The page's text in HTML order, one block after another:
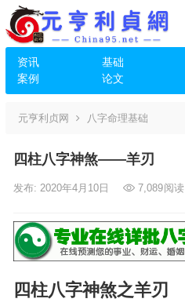
资讯 基础
案例
论文
元亨利贞网 八字命理基础
四柱八字神煞——羊刃
发布: 2020年4月10日 7,089阅读
四柱八字神煞之羊刃